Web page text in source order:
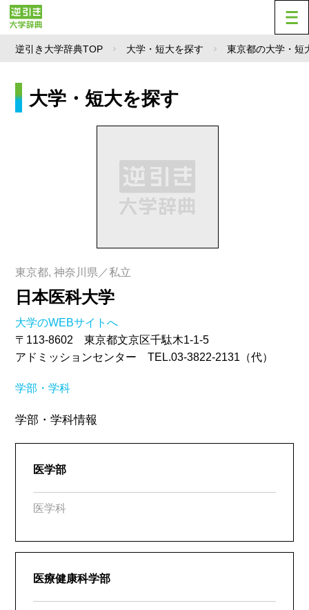
逆引き大学辞典TOP 大学・短大を探す 東京都の大学・短
大学・短大を探す
東京都, 神奈川県／私立
日本医科大学
大学のWEBサイトへ
〒113-8602 東京都文京区千駄木1-1-5
アドミッションセンター TEL.03-3822-2131（代）
学部・学科
学部・学科情報
医学部
医学科
医療健康科学部